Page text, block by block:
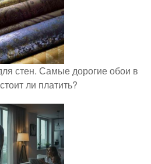
стен. Самые дорогие обои в
ли платить?